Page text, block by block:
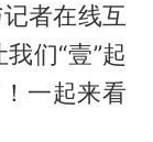
者在线互
们“壹”起
一起来看